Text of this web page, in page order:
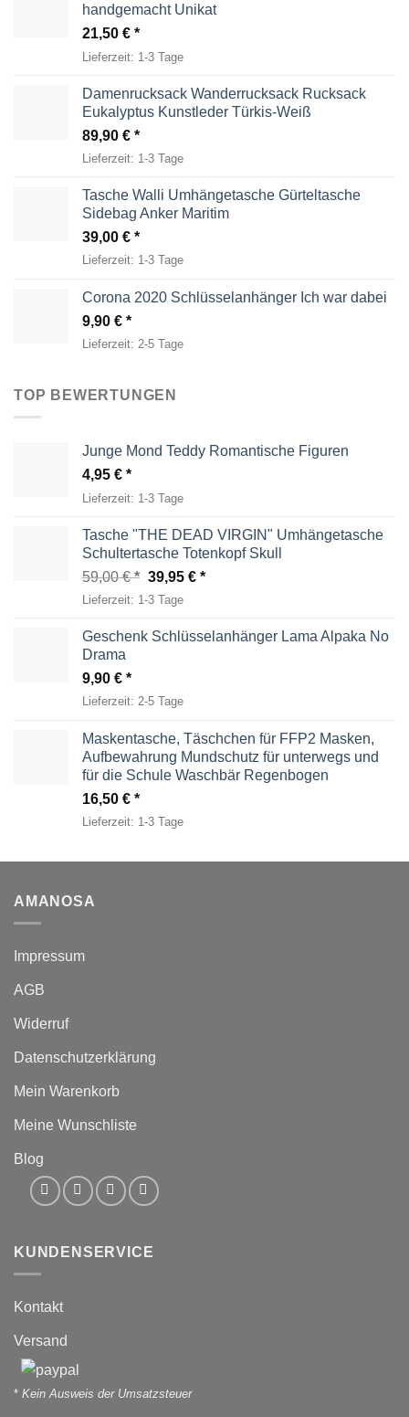
handgemacht Unikat
21,50 €
Lieferzeit: 1-3 Tage
Damenrucksack Wanderrucksack Rucksack
Eukalyptus Kunstleder Türkis-Weiß
89,90 €
Lieferzeit: 1-3 Tage
Tasche Walli Umhängetasche Gürteltasche
Sidebag Anker Maritim
39,00 €
Lieferzeit: 1-3 Tage
Corona 2020 Schlüsselanhänger Ich war dabei
9,90 €
Lieferzeit: 2-5 Tage
TOP BEWERTUNGEN
Junge Mond Teddy Romantische Figuren
4,95 €
Lieferzeit: 1-3 Tage
Tasche "THE DEAD VIRGIN" Umhängetasche
Schultertasche Totenkopf Skull
59,00€
Ursprünglicher
Preis
59,00 €
39,95 € Aktueller
39,95 €.
Lieferzeit: 1-3 Tage
Geschenk Schlüsselanhänger Lama Alpaka No
Drama
9,90 €
Lieferzeit: 2-5 Tage
Maskentasche, Täschchen für FFP2 Masken,
Aufbewahrung Mundschutz für unterwegs und
für die Schule Waschbär Regenbogen
16,50 €
Lieferzeit: 1-3 Tage
AMANOSA
Impressum
AGB
Widerruf
Datenschutzerklärung
Mein Warenkorb
Meine Wunschliste
Blog
KUNDENSERVICE
Kontakt
Versand
* Kein Ausweis der Umsatzsteuer